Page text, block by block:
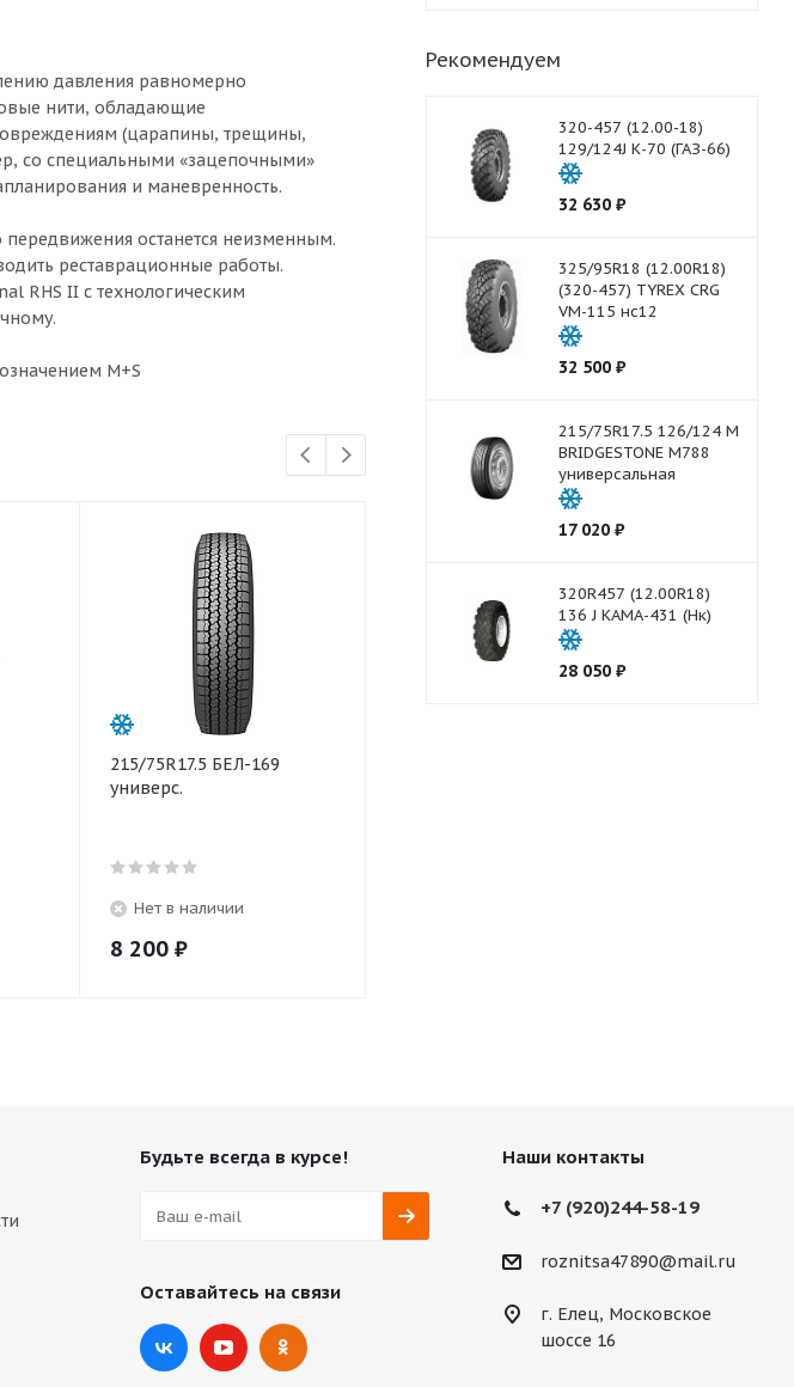
давления равномерно
нити, обладающие
(царапины, трещины,
со специальными «зацепочными»
и маневренность.
останется неизменным.
реставрационные работы.
RHS II с технологическим
M+S
215/75R17.5 БЕЛ-169
универс.
Нет в наличии
8 200 ₽
Рекомендуем
320-457 (12.00-18)
129/124J К-70 (ГАЗ-66)
32 630₽
325/95R18 (12.00R18)
(320-457) TYREX CRG
VM-115 нс12
32 500₽
215/75R17.5 126/124 M
BRIDGESTONE M788
универсальная
17 020₽
320R457 (12.00R18)
136 J КАМА-431 (Нк)
28 050₽
Будьте всегда в курсе!
Оставайтесь на связи
Наши контакты
+7 (920)244-58-19
roznitsa47890@mail.ru
г. Елец, Московское
шоссе 16